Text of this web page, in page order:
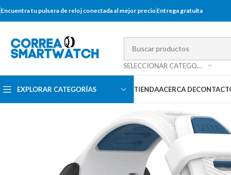
Encuentra tu pulsera de reloj conectada al mejor precio Entrega gratuita
SELECCIONAR CATEGORÍA
EXPLORAR CATEGORÍAS TIENDAACERCA DE